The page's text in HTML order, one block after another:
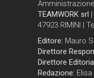
TEAMWORK srl
47923 RIMINI |
Editore: Mauro
Direttore
Direttore
Redazione: